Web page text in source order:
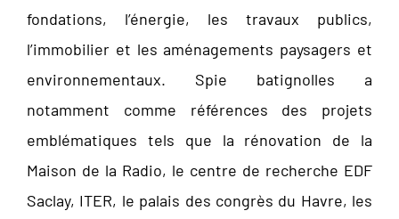
fondations, l’énergie, les travaux publics,
l’immobilier et les aménagements paysagers et
environnementaux. Spie batignolles a
notamment comme références des projets
emblématiques tels que la rénovation de la
Maison de la Radio, le centre de recherche EDF
Saclay, ITER, le palais des congrès du Havre, les